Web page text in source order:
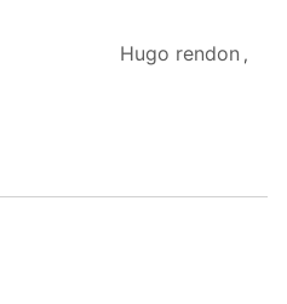
Hugo rendon ,